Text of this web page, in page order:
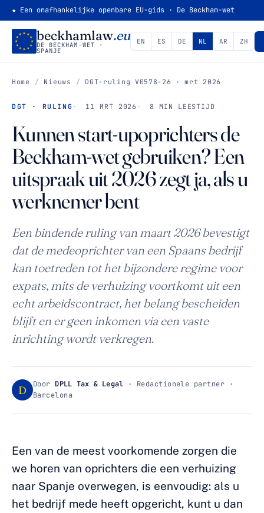
★ Een onafhankelijke openbare EU-gids · De Beckham-wet
beckhamlaw.eu
DE BECKHAM-WET ·
SPANJE
EN ES DE NL AR ZH
Home / Nieuws / DGT-ruling V0578-26 · mrt 2026
DGT · RULING 11 MRT 2026 8 MIN LEESTIJD
Kunnen start-upoprichters de
Beckham-wet gebruiken? Een
uitspraak uit 2026 zegt ja, als u
werknemer bent
Een bindende ruling van maart 2026 bevestigt
dat de medeoprichter van een Spaans bedrijf
kan toetreden tot het bijzondere regime voor
expats, mits de verhuizing voortkomt uit een
echt arbeidscontract, het belang bescheiden
blijft en er geen inkomen via een vaste
inrichting wordt verkregen.
D Door DPLL Tax & Legal · Redactionele partner ·
Barcelona
Een van de meest voorkomende zorgen die
we horen van oprichters die een verhuizing
naar Spanje overwegen, is eenvoudig: als u
het bedrijf mede heeft opgericht, kunt u dan